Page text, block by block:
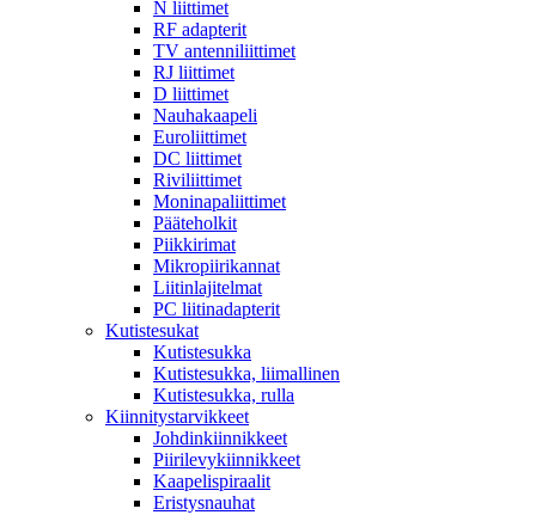
N liittimet
RF adapterit
TV antenniliittimet
RJ liittimet
D liittimet
Nauhakaapeli
Euroliittimet
DC liittimet
Riviliittimet
Moninapaliittimet
Pääteholkit
Piikkirimat
Mikropiirikannat
Liitinlajitelmat
PC liitinadapterit
Kutistesukat
Kutistesukka
Kutistesukka, liimallinen
Kutistesukka, rulla
Kiinnitystarvikkeet
Johdinkiinnikkeet
Piirilevykiinnikkeet
Kaapelispiraalit
Eristysnauhat